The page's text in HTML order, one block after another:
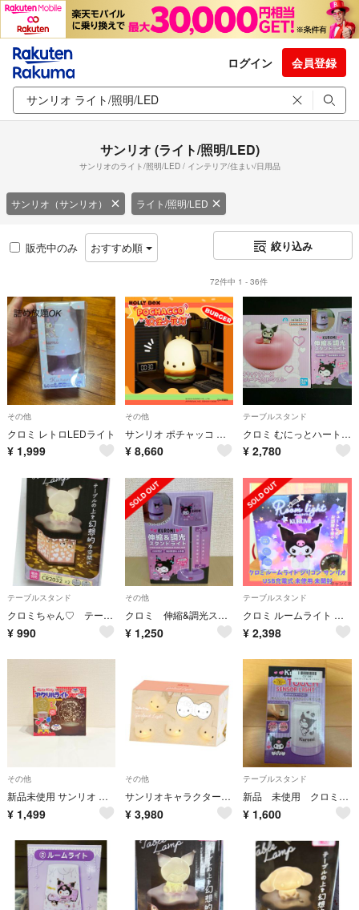
ログイン 会員登録
サンリオ (ライト/照明/LED)
サンリオのライト/照明/LED / インテリア/住まい/日用品
サンリオ（サンリオ） ライト/照明/LED
販売中のみ おすすめ順 絞り込み
72件中 1 - 36件
その他
クロミ レトロLEDライト
¥ 1,999
その他
サンリオ ポチャッコ ハンバーガーナイトライト
¥ 8,660
テーブルスタンド
クロミ むにっとハートライト & 伸縮・調光スタンドライト
¥ 2,780
テーブルスタンド
クロミちゃん♡ テーブルイルミネーション サンリオ LEDライト ダイソー 新品
¥ 990
その他
クロミ 伸縮&調光スタンドライト
¥ 1,250
テーブルスタンド
クロミ ルームライト シリコン サンリオ USB充電式 未使用未開封
¥ 2,398
その他
新品未使用 サンリオ キティちゃん 可愛くライトアップ アクリルライト
¥ 1,499
その他
サンリオキャラクターズ ガーランドライト ハローキティ
¥ 3,980
テーブルスタンド
新品 未使用 クロミ タッチセンサーライト サンリオ 照明
¥ 1,600